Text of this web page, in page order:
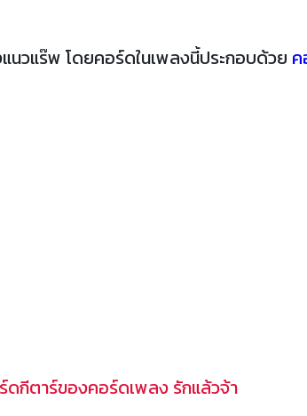
นวแร๊พ โดยคอร์ดในเพลงนี้ประกอบด้วย ค
ดกีตาร์ของคอร์ดเพลง รักแล้วจ้า